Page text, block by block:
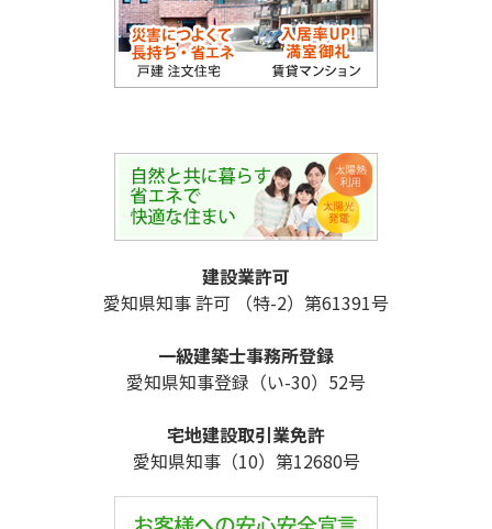
建設業許可
愛知県知事 許可 （特-2）第61391号
一級建築士事務所登録
愛知県知事登録（い-30）52号
宅地建設取引業免許
愛知県知事（10）第12680号